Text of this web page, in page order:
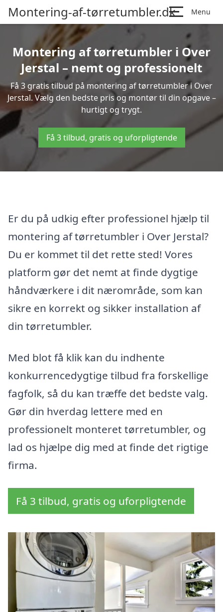
Montering-af-tørretumbler.dk Menu
Montering af tørretumbler i Over
Jerstal – nemt og professionelt
Få 3 gratis tilbud på montering af tørretumbler i Over
Jerstal. Vælg den bedste pris og montør til din opgave –
hurtigt og trygt.
Få 3 tilbud, gratis og uforpligtende
Er du på udkig efter professionel hjælp til
montering af tørretumbler i Over Jerstal?
Du er kommet til det rette sted! Vores
platform gør det nemt at finde dygtige
håndværkere i dit nærområde, som kan
sikre en korrekt og sikker installation af
din tørretumbler.
Med blot få klik kan du indhente
konkurrencedygtige tilbud fra forskellige
fagfolk, så du kan træffe det bedste valg.
Gør din hverdag lettere med en
professionelt monteret tørretumbler, og
lad os hjælpe dig med at finde det rigtige
firma.
Få 3 tilbud, gratis og uforpligtende